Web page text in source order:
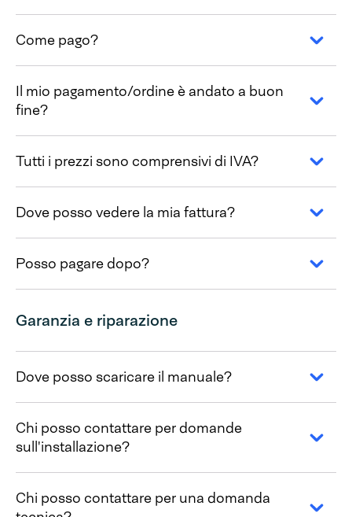
Come pago?
Il mio pagamento/ordine è andato a buon
fine?
Tutti i prezzi sono comprensivi di IVA?
Dove posso vedere la mia fattura?
Posso pagare dopo?
Garanzia e riparazione
Dove posso scaricare il manuale?
Chi posso contattare per domande
sull'installazione?
Chi posso contattare per una domanda